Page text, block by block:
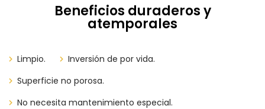
Beneficios duraderos y
atemporales
Limpio.
Inversión de por vida.
Superficie no porosa.
No necesita mantenimiento especial.